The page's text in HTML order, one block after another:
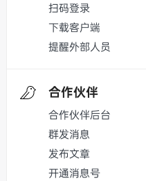
扫码登录
下载客户端
提醒外部人员
合作伙伴
合作伙伴后台
群发消息
发布文章
开通消息号